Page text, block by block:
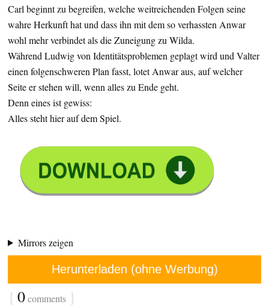
Carl beginnt zu begreifen, welche weitreichenden Folgen seine
wahre Herkunft hat und dass ihn mit dem so verhassten Anwar
wohl mehr verbindet als die Zuneigung zu Wilda.
Während Ludwig von Identitätsproblemen geplagt wird und Valter
einen folgenschweren Plan fasst, lotet Anwar aus, auf welcher
Seite er stehen will, wenn alles zu Ende geht.
Denn eines ist gewiss:
Alles steht hier auf dem Spiel.
Mirrors zeigen
Herunterladen (ohne Werbung)
{ 0comments }